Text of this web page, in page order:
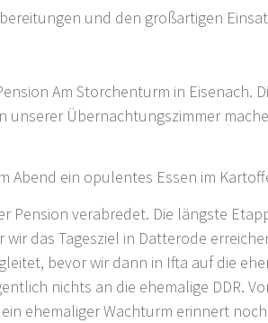
und den großartigen
Am Storchenturm in Eisenach.
Übernachtungszimmer
ein opulentes Essen im
Pension verabredet. Die längste
das Tagesziel in Datterode
bevor wir dann in Ifta auf die
nichts an die ehemalige DDR.
ehemaliger Wachturm erinnert